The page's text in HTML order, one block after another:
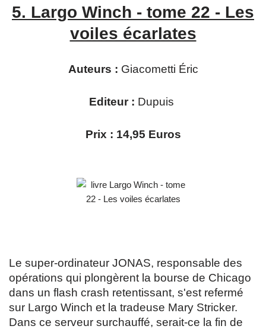
5. Largo Winch - tome 22 - Les
voiles écarlates
Auteurs : Giacometti Éric
Editeur : Dupuis
Prix : 14,95 Euros
Le super-ordinateur JONAS, responsable des
opérations qui plongèrent la bourse de Chicago
dans un flash crash retentissant, s'est refermé
sur Largo Winch et la tradeuse Mary Stricker.
Dans ce serveur surchauffé, serait-ce la fin de